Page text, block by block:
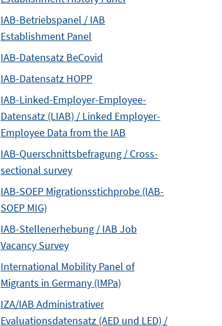
IAB-Betriebspanel / IAB
Establishment Panel
IAB-Datensatz BeCovid
IAB-Datensatz HOPP
IAB-Linked-Employer-Employee-
Datensatz (LIAB) / Linked Employer-
Employee Data from the IAB
IAB-Querschnittsbefragung / Cross-
sectional survey
IAB-SOEP Migrationsstichprobe (IAB-
SOEP MIG)
IAB-Stellenerhebung / IAB Job
Vacancy Survey
International Mobility Panel of
Migrants in Germany (IMPa)
IZA/IAB Administrativer
Evaluationsdatensatz (AED und LED) /